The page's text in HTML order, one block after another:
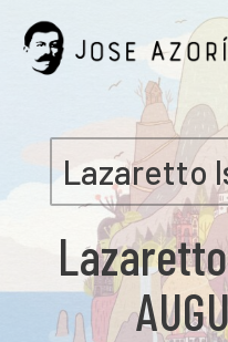
main
Lazaretto